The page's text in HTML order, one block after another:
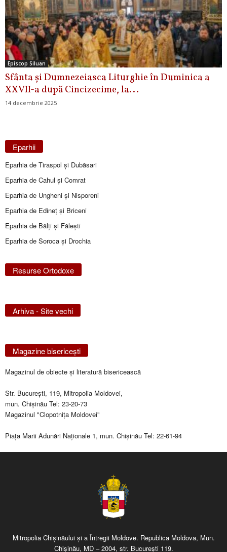
Episcop Siluan
Sfânta și Dumnezeiasca Liturghie în Duminica a
XXVII-a după Cincizecime, la...
14 decembrie 2025
Eparhii
Eparhia de Tiraspol și Dubăsari
Eparhia de Cahul și Comrat
Eparhia de Ungheni și Nisporeni
Eparhia de Edineţ şi Briceni
Eparhia de Bălţi şi Făleşti
Eparhia de Soroca și Drochia
Resurse Ortodoxe
Arhiva - Site vechi
Magazine bisericeşti
Magazinul de obiecte şi literatură bisericească
Str. Bucureşti, 119, Mitropolia Moldovei,
mun. Chişinău Tel: 23-20-73
Magazinul "Clopotniţa Moldovei"
Piaţa Marii Adunări Naţionale 1, mun. Chişinău Tel: 22-61-94
Mitropolia Chişinăului şi a Întregii Moldove. Republica Moldova, Mun.
Chişinău, MD – 2004, str. Bucureşti 119.